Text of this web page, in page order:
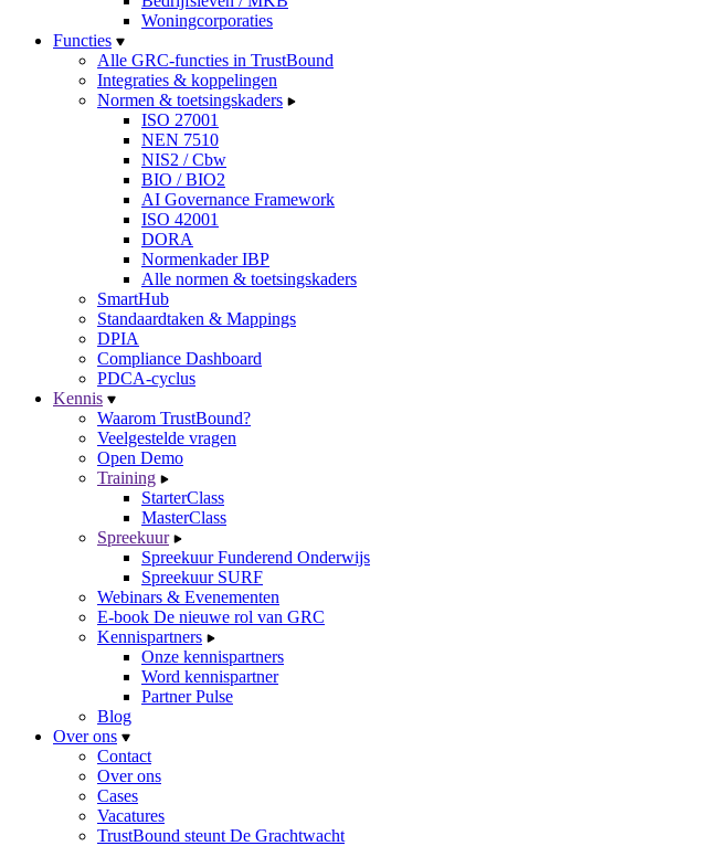
Woningcorporaties
Functies
Alle GRC-functies in TrustBound
Integraties & koppelingen
Normen & toetsingskaders
ISO 27001
NEN 7510
NIS2 / Cbw
BIO / BIO2
AI Governance Framework
ISO 42001
DORA
Normenkader IBP
Alle normen & toetsingskaders
SmartHub
Standaardtaken & Mappings
DPIA
Compliance Dashboard
PDCA-cyclus
Kennis
Waarom TrustBound?
Veelgestelde vragen
Open Demo
Training
StarterClass
MasterClass
Spreekuur
Spreekuur Funderend Onderwijs
Spreekuur SURF
Webinars & Evenementen
E-book De nieuwe rol van GRC
Kennispartners
Onze kennispartners
Word kennispartner
Partner Pulse
Blog
Over ons
Contact
Over ons
Cases
Vacatures
TrustBound steunt De Grachtwacht